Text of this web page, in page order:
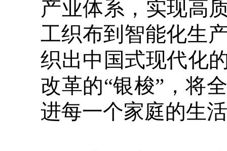
产业体系，实现高
工织布到智能化生
织出中国式现代化
改革的“银梭”，将
进每一个家庭的生